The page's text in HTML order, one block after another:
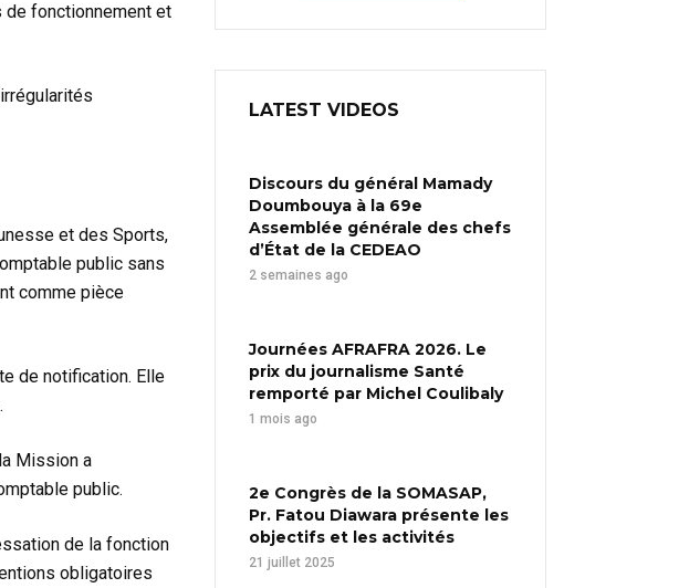
de fonctionnement et
et des Sports,
public sans
comme pièce
de notification. Elle
Mission a
public.
de la fonction
obligatoires
LATEST VIDEOS
Discours du général Mamady
Doumbouya à la 69e
Assemblée générale des chefs
d’État de la CEDEAO
2 semaines ago
Journées AFRAFRA 2026. Le
prix du journalisme Santé
remporté par Michel Coulibaly
1 mois ago
2e Congrès de la SOMASAP,
Pr. Fatou Diawara présente les
objectifs et les activités
21 juillet 2025